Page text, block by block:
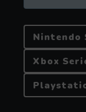
Nintendo
Xbox